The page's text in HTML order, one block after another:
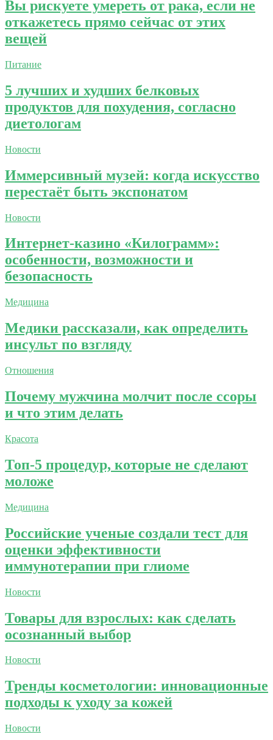
Вы рискуете умереть от рака, если не
откажетесь прямо сейчас от этих
вещей
Питание
5 лучших и худших белковых
продуктов для похудения, согласно
диетологам
Новости
Иммерсивный музей: когда искусство
перестаёт быть экспонатом
Новости
Интернет-казино «Килограмм»:
особенности, возможности и
безопасность
Медицина
Медики рассказали, как определить
инсульт по взгляду
Отношения
Почему мужчина молчит после ссоры
и что этим делать
Красота
Топ-5 процедур, которые не сделают
моложе
Медицина
Российские ученые создали тест для
оценки эффективности
иммунотерапии при глиоме
Новости
Товары для взрослых: как сделать
осознанный выбор
Новости
Тренды косметологии: инновационные
подходы к уходу за кожей
Новости